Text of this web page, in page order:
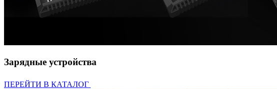
Зарядные устройства
ПЕРЕЙТИ В КАТАЛОГ